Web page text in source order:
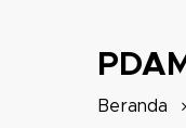
Beranda